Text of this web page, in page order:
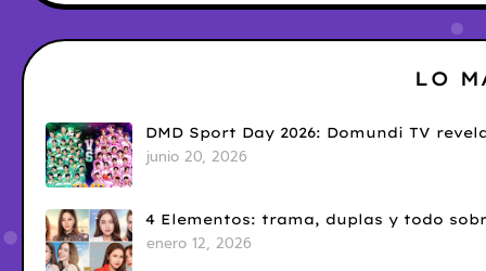
LO
DMD Sport Day 2026: Domundi TV
junio 20, 2026
4 Elementos: trama, duplas y todo
enero 12, 2026